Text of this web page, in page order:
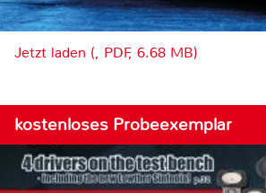
Jetzt laden (, PDF, 6.68 MB)
kostenloses Probeexemplar